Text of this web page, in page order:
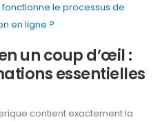
le processus de
en ligne ?
un coup d’œil :
essentielles
contient exactement la